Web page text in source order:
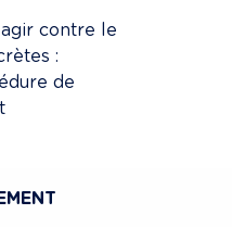
contre le
:
de